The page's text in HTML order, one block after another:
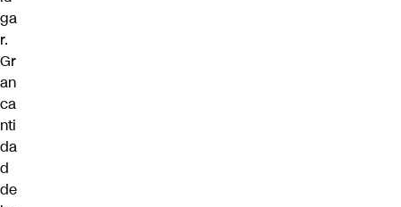
ga
r.
Gr
an
ca
nti
da
d
de